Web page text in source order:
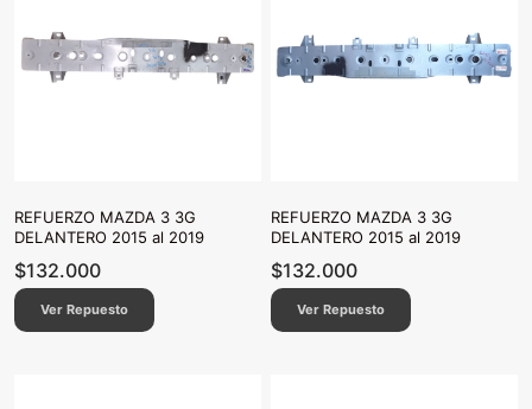
REFUERZO MAZDA 3 3G
DELANTERO 2015 al 2019
$132.000
Ver Repuesto
REFUERZO MAZDA 3 3G
DELANTERO 2015 al 2019
$132.000
Ver Repuesto